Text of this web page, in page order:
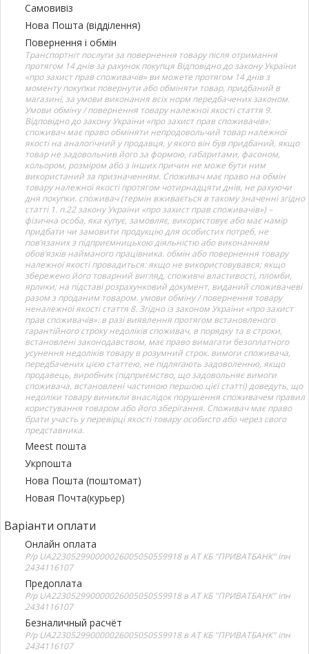
Самовивіз
Нова Пошта (відділення)
Повернення і обмін
Транспортніт послуги за повернення товару після отримання
протягом 14 днів за рахунок покупця Відповідно до закону України
«про захист прав споживачів» ви можете протягом 14 днів з
моменту покупки повернути або обміняти товар, придбаний в
магазині, за умови виконання всіх норм передбачених законом.
Умови обміну / повернення товару належної якості стаття 9.
Відповідно до закону України «про захист прав споживачів»:
споживач має право обміняти непродовольчий товар належної
якості на аналогічний у продавця, у якого він був придбаний, якщо
товар не задовольнив його за формою, габаритами, фасоном,
кольором, розміром або з інших причин не може бути ним
використаний за призначенням. Споживач має право на обмін
товару належної якості протягом чотирнадцяти днів, не рахуючи
дня покупки. споживач (термін вживається в такому значенні згідно
статті 1. п.22 закону України «про захист прав споживачів») –
фізична особа, яка купує, замовляє, використовує або має намір
придбати чи замовити продукцію для особистих потреб, не
пов’язаних з підприємницькою діяльністю або виконанням
обов’язків найманого працівника. обмін або повернення товару
належної якості провадиться: якщо не використовувався; якщо
збережено його товарний вигляд, споживчі властивості, пломби,
ярлики; на підставі розрахунковий документ, виданий споживачеві
разом з проданим товаром. умови обміну / повернення товару
неналежної якості стаття 8. Згідно із законом України «про захист
прав споживачів»: в разі виявлення протягом встановленого
гарантійного строку недоліків споживач, в порядку та в строки,
встановлені законодавством, має право вимагати безоплатного
усунення недоліків товару в розумний строк. вимоги споживача,
передбачених цією статтею, не підлягають задоволенню, якщо
продавець, виробник (підприємство, що задовольняє вимоги
споживача, встановлені частиною першою цієї статті) доведуть, що
недоліки товару виникли внаслідок порушення споживачем правил
користування товаром або його зберігання. Споживач має право
брати участь у перевірці якості товару особисто або через свого
представника.
Meest пошта
Укрпошта
Нова Пошта (поштомат)
Новая Почта(курьер)
Варіанти оплати
Онлайн оплата
Р/р UA223052990000026005050559918 в АТ КБ "ПРИВАТБАНК" іпн
2434116107
Предоплата
Р/р UA223052990000026005050559918 в АТ КБ "ПРИВАТБАНК" іпн
2434116107
Безналичный расчёт
Р/р UA223052990000026005050559918 в АТ КБ "ПРИВАТБАНК" іпн
2434116107